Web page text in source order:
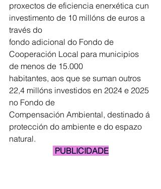
proxectos de eficiencia enerxética cun
investimento de 10 millóns de euros a
través do
fondo adicional do Fondo de
Cooperación Local para municipios
de menos de 15.000
habitantes, aos que se suman outros
22,4 millóns investidos en 2024 e 2025
no Fondo de
Compensación Ambiental, destinado á
protección do ambiente e do espazo
natural.
PUBLICIDADE